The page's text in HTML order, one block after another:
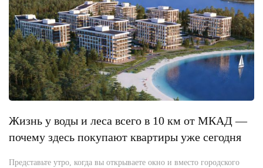
Жизнь у воды и леса всего в 10 км от МКАД —
почему здесь покупают квартиры уже сегодня
Представьте утро, когда вы открываете окно и вместо городского